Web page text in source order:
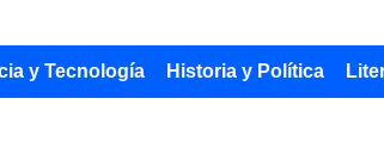
y Tecnología Historia y Política